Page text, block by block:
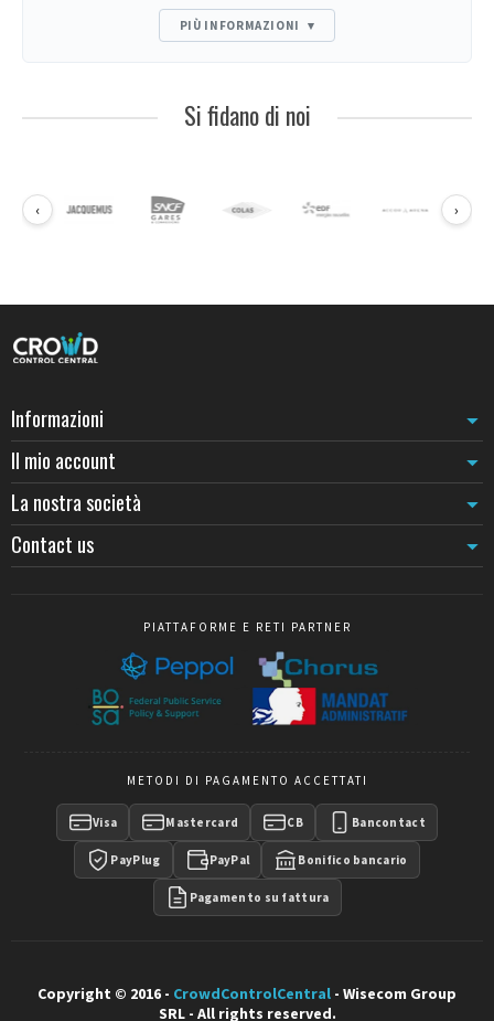
attacco attivo. Scelto correttamente, garantisce una tensione
regolare della cinghia e uno smontaggio rapido.
Smontaggio molto rapido ma tenuta limitata (15-20 kg).
Clip a pressione: comune sugli avvolgitori a cinghia. Basta una
mobile
Viteria
Distanza di aggancio
determina la distanza massima tra ricevitore e trasmettitore.
Prevedete 10-15 cm di allentamento per evitare una tensione
permanente del meccanismo.
Scegliere la giusta coppia
Prima dell'acquisto, verificate la
aggancio
PIÙ INFORMAZIONI ▾
Si fidano di noi
‹ ›
Informazioni
Il mio account
La nostra società
Contact us
PIATTAFORME E RETI PARTNER
METODI DI PAGAMENTO ACCETTATI
Visa Mastercard CB Bancontact
PayPlug PayPal Bonifico bancario
Pagamento su fattura
Copyright © 2016 - CrowdControlCentral - Wisecom Group
SRL - All rights reserved.